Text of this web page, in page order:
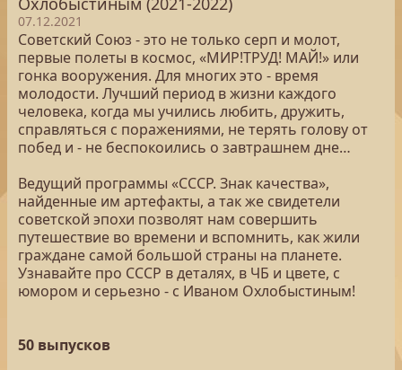
07.12.2021
Советский Союз - это не только серп и молот,
первые полеты в космос, «МИР!ТРУД! МАЙ!» или
гонка вооружения. Для многих это - время
молодости. Лучший период в жизни каждого
человека, когда мы учились любить, дружить,
справляться с поражениями, не терять голову от
побед и - не беспокоились о завтрашнем дне…
Ведущий программы «СССР. Знак качества»,
найденные им артефакты, а так же свидетели
советской эпохи позволят нам совершить
путешествие во времени и вспомнить, как жили
граждане самой большой страны на планете.
Узнавайте про СССР в деталях, в ЧБ и цвете, с
юмором и серьезно - с Иваном Охлобыстиным!
50 выпусков